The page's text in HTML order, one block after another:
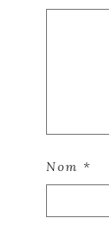
Nom *